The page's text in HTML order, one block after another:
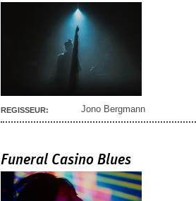
REGISSEUR: Jono Bergmann
Funeral Casino Blues